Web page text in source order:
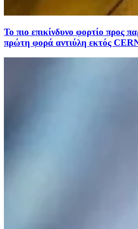
Το πιο επικίνδυνο φορτίο προς
πρώτη φορά αντιύλη εκτός